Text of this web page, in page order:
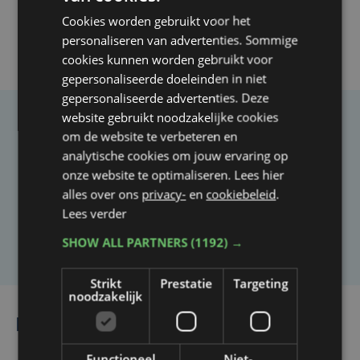
Taalfout opgemerkt?
Heb je een taal- of schrijffout opgemerkt in dit
artikel?
Cookies worden gebruikt voor het
personaliseren van advertenties. Sommige
cookies kunnen worden gebruikt voor
gepersonaliseerde doeleinden in niet
gepersonaliseerde advertenties. Deze
website gebruikt noodzakelijke cookies
om de website te verbeteren en
analytische cookies om jouw ervaring op
onze website te optimaliseren. Lees hier
alles over ons privacy- en cookiebeleid.
Lees verder
SHOW ALL PARTNERS(1192) →
Strikt
noodzakelijk
Prestatie Targeting